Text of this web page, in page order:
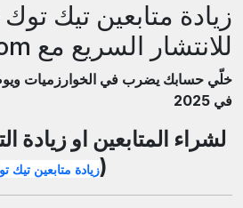
زيادة متابعين تيك
للانتشار السريع مع Fast70.com
خلّي حسابك يضرب في الخوارزميات
في 2025
لشراء المتابعين او زيادة
(زيادة متابعين تيك